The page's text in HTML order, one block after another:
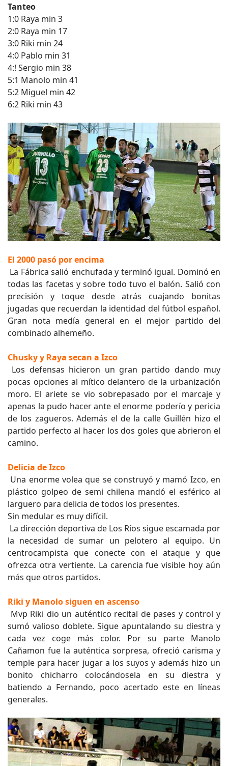
Tanteo
1:0 Raya min 3
2:0 Raya min 17
3:0 Riki min 24
4:0 Pablo min 31
4:! Sergio min 38
5:1 Manolo min 41
5:2 Miguel min 42
6:2 Riki min 43
El 2000 pasó por encima
La Fábrica salió enchufada y terminó igual. Dominó en
todas las facetas y sobre todo tuvo el balón. Salió con
precisión y toque desde atrás cuajando bonitas
jugadas que recuerdan la identidad del fútbol español.
Gran nota medía general en el mejor partido del
combinado alhemeño.
Chusky y Raya secan a Izco
Los defensas hicieron un gran partido dando muy
pocas opciones al mítico delantero de la urbanización
moro. El ariete se vio sobrepasado por el marcaje y
apenas la pudo hacer ante el enorme poderío y pericia
de los zagueros. Además el de la calle Guillén hizo el
partido perfecto al hacer los dos goles que abrieron el
camino.
Delicia de Izco
Una enorme volea que se construyó y mamó Izco, en
plástico golpeo de semi chilena mandó el esférico al
larguero para delicia de todos los presentes.
Sin medular es muy difícil.
La dirección deportiva de Los Ríos sigue escamada por
la necesidad de sumar un pelotero al equipo. Un
centrocampista que conecte con el ataque y que
ofrezca otra vertiente. La carencia fue visible hoy aún
más que otros partidos.
Riki y Manolo siguen en ascenso
Mvp Riki dio un auténtico recital de pases y control y
sumó valioso doblete. Sigue apuntalando su diestra y
cada vez coge más color. Por su parte Manolo
Cañamon fue la auténtica sorpresa, ofreció carisma y
temple para hacer jugar a los suyos y además hizo un
bonito chicharro colocándosela en su diestra y
batiendo a Fernando, poco acertado este en líneas
generales.